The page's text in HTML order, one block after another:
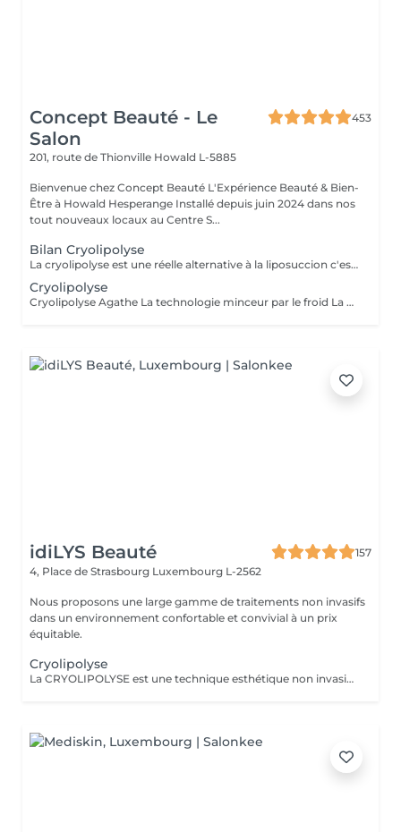
Concept Beauté - Le
Salon
453
201, route de Thionville Howald L-5885
Bienvenue chez Concept Beauté L'Expérience Beauté & Bien-
Être à Howald Hesperange Installé depuis juin 2024 dans nos
tout nouveaux locaux au Centre S...
Bilan Cryolipolyse
La cryolipolyse est une réelle alternative à la liposuccion c'est une méthode radicale, unique et non invasive qui détruit la graisse par le froid. Cette technique est utilisée pour redessiner votre silhouette et gommer la cellulite. Idéale pour le ventre, les poignées d'amour sur les hanches, les fesses et la culotte de cheval mais aussi l'interieur des cuisses et des bras.
Cryolipolyse
Cryolipolyse Agathe La technologie minceur par le froid La Cryolipolyse est une technique innovante qui utilise le froid contrôlé pour éliminer définitivement les cellules graisseuses (adipocytes) de façon ciblée et naturelle. Grâce à l'appareil Agathe, dernière génération réelle alternative à la liposuccion, nous offrons une méthode efficace et non invasive pour remodeler la silhouette et affiner les zones rebelles dès la première séance. Les zones traitées Nous ciblons les zones où les amas graisseux sont les plus tenaces et difficiles à éliminer avec le sport ou l'alimentation : - Ventre & Bas du ventre : Réduit la graisse abdominale et améliore le galbe du ventre. - Poignées d'amour : Affine la taille et redessine les contours. - Culotte de cheval : Atténue les amas graisseux sur les hanches et les fesses. - Intérieur des cuisses : Permet d'affiner et d'harmoniser la silhouette des jambes. - Bras : Cible le relâchement cutané et sculpte les bras. - Double menton : Redéfinit l'ovale du visage et affine le cou. Quels résultats attendre EN UNE SEULE SÉANCE ? * Réduction visible des amas graisseux grâce à la destruction des cellules adipeuses. * Peau plus lisse et raffermie, grâce à l'effet tenseur du froid sur les tissus. * Perte de centimètres sur la zone traitée (les premiers résultats sont visibles après 3 à 4 semaines, avec un effet optimal en 6 à 8 semaines). * Résultats durables : Les cellules graisseuses éliminées ne reviennent pas si une bonne hygiène de vie est maintenue. Un bilan personnalisé est réalisé avant chaque séance pour définir votre programme minceur et adapter le traitement à vos besoins.
idiLYS Beauté
157
4, Place de Strasbourg Luxembourg L-2562
Nous proposons une large gamme de traitements non invasifs
dans un environnement confortable et convivial à un prix
équitable.
Cryolipolyse
La CRYOLIPOLYSE est une technique esthétique non invasive qui utilise le froid pour réduire les amas graisseux localisés. La LUMINOTHÉRAPIE du visage consiste à exposer la peau à des lumières LED afin de stimuler le renouvellement cellulaire et améliorer l'éclat du teint.